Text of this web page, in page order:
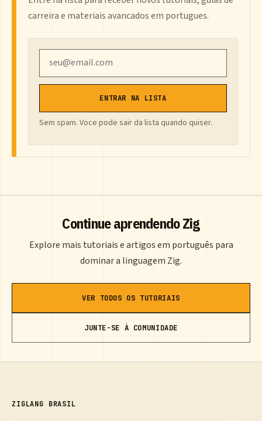
carreira e materiais avancados em portugues.
ENTRAR NA LISTA
Sem spam. Voce pode sair da lista quando quiser.
Continue aprendendo Zig
Explore mais tutoriais e artigos em português para
dominar a linguagem Zig.
VER TODOS OS TUTORIAIS
JUNTE-SE À COMUNIDADE
ZIGLANG BRASIL